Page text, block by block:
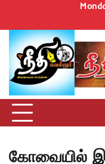
content
Home
கோவையில்